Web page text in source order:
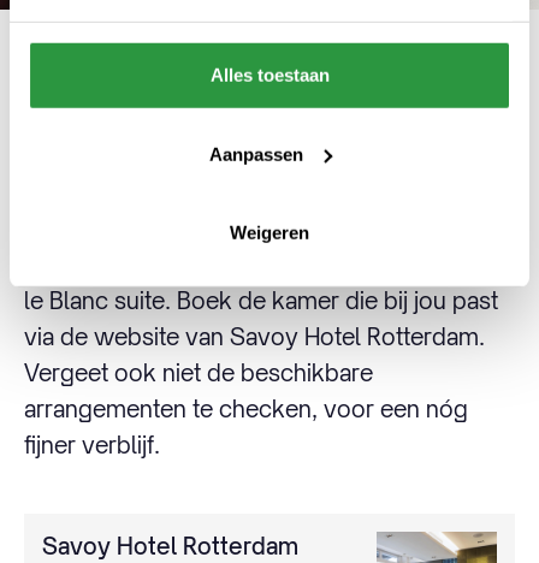
Alles toestaan
Aanpassen
Weigeren
Boek de Piet le Blanc suite voor een onvergetelijke nacht!
Boek een verblijf
Een tweepersoonskamer, een kamer met
le Blanc suite. Boek de kamer die bij jou past
via de website van Savoy Hotel Rotterdam.
Vergeet ook niet de beschikbare
arrangementen te checken, voor een nóg
fijner verblijf.
Savoy Hotel Rotterdam